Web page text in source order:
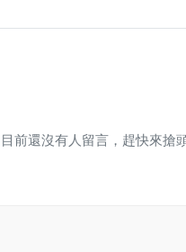
目前還沒有人留言，趕快來搶